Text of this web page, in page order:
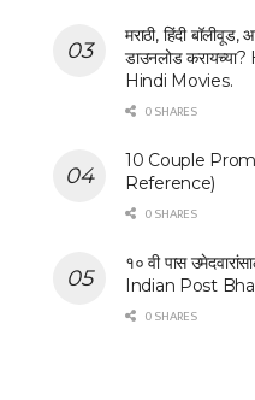
मराठी, हिंदी
डाउनलोड
Hindi Movies.
0 SHARES
10 Couple
Reference)
0 SHARES
१० वी पास
Indian Post
0 SHARES